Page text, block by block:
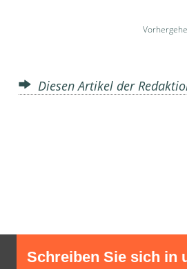
Diesen Artikel der
Schreiben Sie sich in